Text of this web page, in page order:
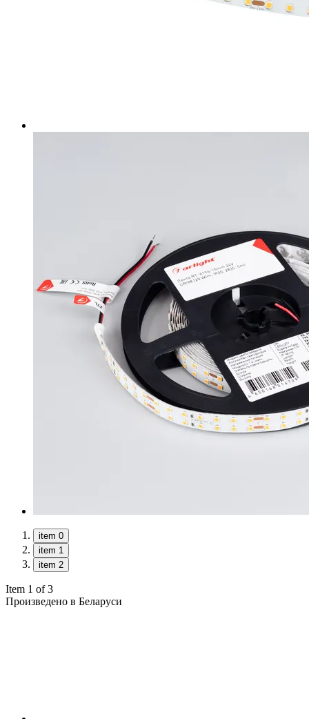
item 0
item 1
item 2
Item 1 of 3
Произведено в Беларуси